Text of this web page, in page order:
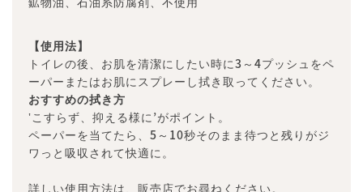
【使用法】
トイレの後、お肌を清潔にしたい時に3～4プッシュをペ
ーパーまたはお肌にスプレーし拭き取ってください。
おすすめの拭き方
‛こすらず、抑える様に’がポイント。
ペーパーを当てたら、5～10秒そのまま待つと残りがジ
ワっと吸収されて快適に。
詳しい使用方法は、販売店でお尋ねください。